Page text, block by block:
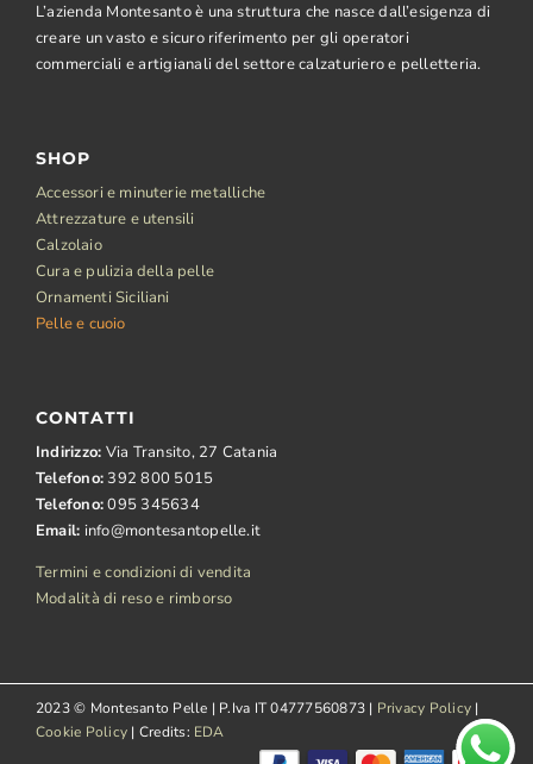
L’azienda Montesanto è una struttura che nasce dall’esigenza di
creare un vasto e sicuro riferimento per gli operatori
commerciali e artigianali del settore calzaturiero e pelletteria.
SHOP
Accessori e minuterie metalliche
Attrezzature e utensili
Calzolaio
Cura e pulizia della pelle
Ornamenti Siciliani
Pelle e cuoio
CONTATTI
Indirizzo: Via Transito, 27 Catania
Telefono: 392 800 5015
Telefono:095 345634
Email: info@montesantopelle.it
Termini e condizioni di vendita
Modalità di reso e rimborso
2023 © Montesanto Pelle | P.Iva IT 04777560873 | Privacy Policy |
Cookie Policy | Credits: EDA